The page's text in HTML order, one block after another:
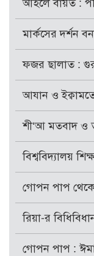
আহলে বায়ত :
মার্কসের দর্শন
ফজর ছালাত :
আযান ও
শী‘আ মতবাদ ও
বিশ্ববিদ্যালয়
গোপন পাপ
রিয়া-র
গোপন পাপ :